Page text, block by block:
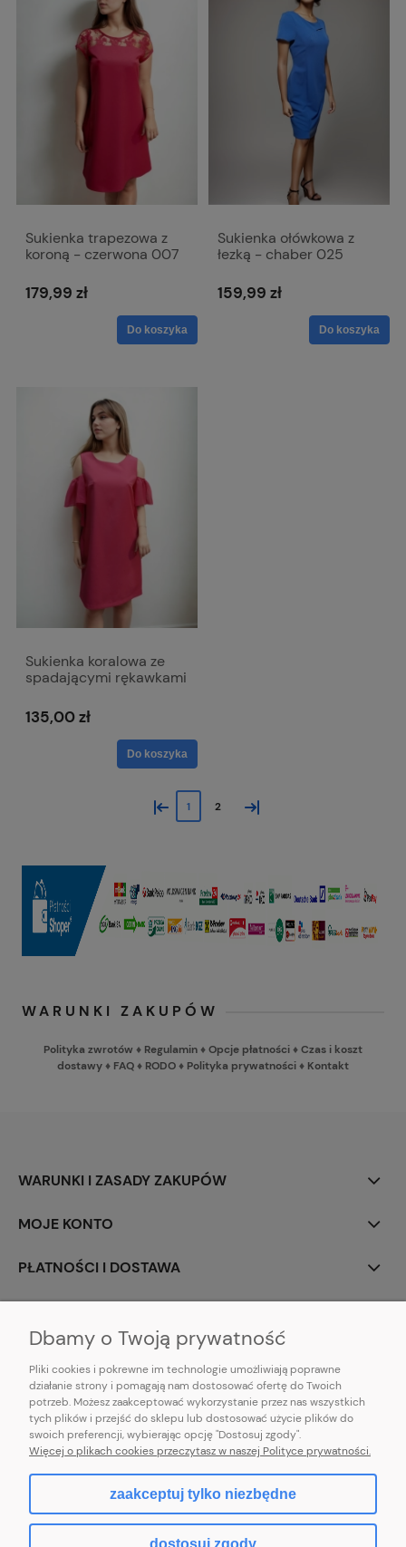
Sukienka trapezowa z
koroną - czerwona 007
179,99 zł
Do koszyka
Sukienka ołówkowa z
łezką - chaber 025
159,99 zł
Do koszyka
Sukienka koralowa ze
spadającymi rękawkami
135,00 zł
Do koszyka
« 1 2 »
WARUNKI ZAKUPÓW
Polityka zwrotów ♦ Regulamin♦Opcje płatności♦Czas i koszt
dostawy♦ FAQ♦ RODO♦ Polityka prywatności♦ Kontakt
WARUNKI I ZASADY ZAKUPÓW
MOJE KONTO
PŁATNOŚCI I DOSTAWA
E-mail:pl101sukienek@gmail.com
101sukienek.pl
ul. Piotrkowska 317/11, Łódź 93-035, woj. łódzkie
pokaż pełną wersję strony
Dbamy o Twoją prywatność
Pliki cookies i pokrewne im technologie umożliwiają poprawne
działanie strony i pomagają nam dostosować ofertę do Twoich
potrzeb. Możesz zaakceptować wykorzystanie przez nas wszystkich
tych plików i przejść do sklepu lub dostosować użycie plików do
swoich preferencji, wybierając opcję "Dostosuj zgody".
Więcej o plikach cookies przeczytasz w naszej Polityce prywatności.
zaakceptuj tylko niezbędne
dostosuj zgody